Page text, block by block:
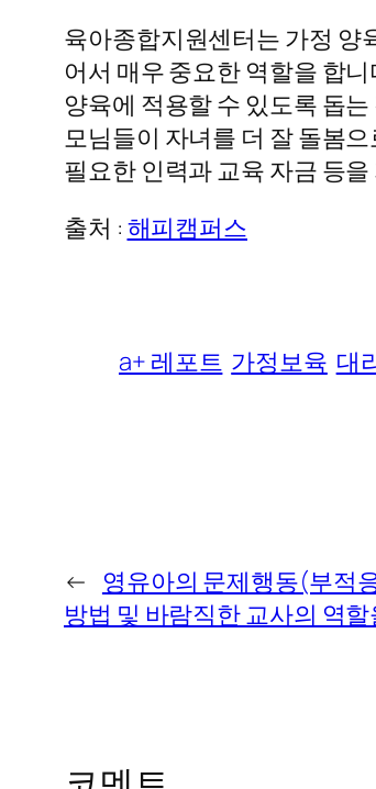
육아종합지원센터는 가정 양
어서 매우 중요한 역할을 합
양육에 적용할 수 있도록 돕
모님들이 자녀를 더 잘 돌봄
필요한 인력과 교육 자금 등
출처 : 해피캠퍼스
a+ 레포트 가정보육 대
← 영유아의 문제행동(부적
방법 및 바람직한 교사의 역